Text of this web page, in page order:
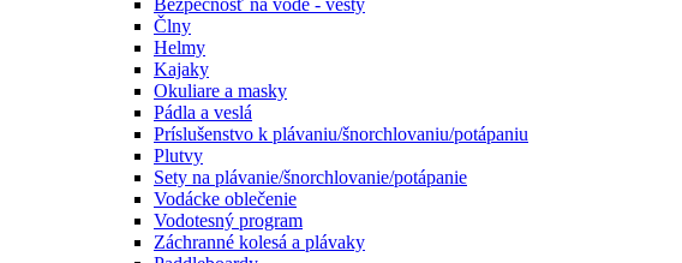
Člny
Helmy
Kajaky
Okuliare a masky
Pádla a veslá
Príslušenstvo k plávaniu/šnorchlovaniu/potápaniu
Plutvy
Sety na plávanie/šnorchlovanie/potápanie
Vodácke oblečenie
Vodotesný program
Záchranné kolesá a plávaky